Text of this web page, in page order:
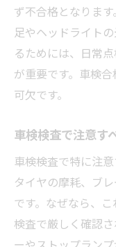
ず不合格となりま
足やヘッドライト
るためには、日常
が重要です。車検
可欠です。
車検検査で注意す
車検検査で特に注意
タイヤの摩耗、ブ
です。なぜなら、
検査で厳しく確認